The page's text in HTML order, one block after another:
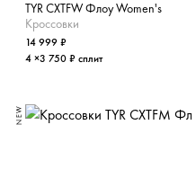
TYR CXTFW Флоу Women's
Кроссовки
14 999 ₽
4 ×3 750 ₽ сплит
NEW